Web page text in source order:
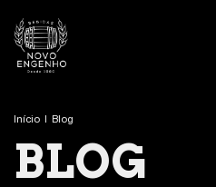
Início | Blog
BLOG